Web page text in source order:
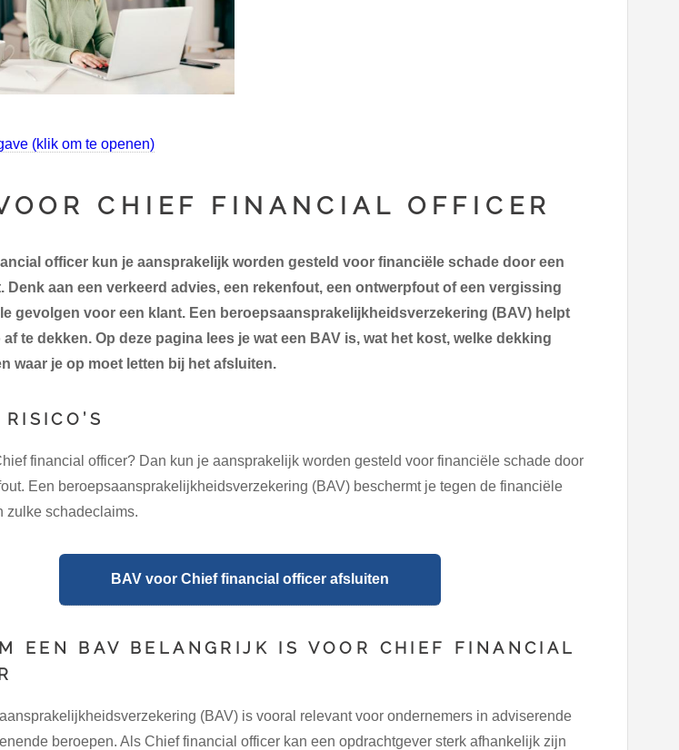
(klik om te openen)
CHIEF FINANCIAL OFFICER
officer kun je aansprakelijk worden gesteld voor financiële schade door een
Denk aan een verkeerd advies, een rekenfout, een ontwerpfout of een vergissing
gevolgen voor een klant. Een beroepsaansprakelijkheidsverzekering (BAV) helpt
te dekken. Op deze pagina lees je wat een BAV is, wat het kost, welke dekking
waar je op moet letten bij het afsluiten.
financial officer? Dan kun je aansprakelijk worden gesteld voor financiële schade door
Een beroepsaansprakelijkheidsverzekering (BAV) beschermt je tegen de financiële
zulke schadeclaims.
BAV voor Chief financial officer afsluiten
EEN BAV BELANGRIJK IS VOOR CHIEF FINANCIAL
(BAV) is vooral relevant voor ondernemers in adviserende
beroepen. Als Chief financial officer kan een opdrachtgever sterk afhankelijk zijn